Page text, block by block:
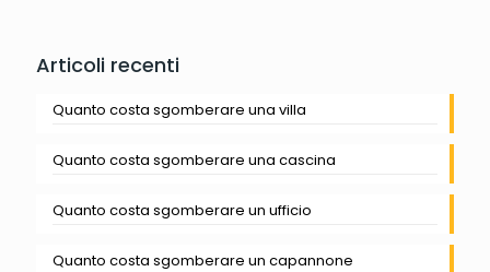
Articoli recenti
Quanto costa sgomberare una villa
Quanto costa sgomberare una cascina
Quanto costa sgomberare un ufficio
Quanto costa sgomberare un capannone